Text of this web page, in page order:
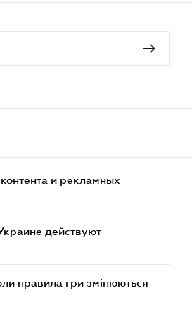
и рекламных
действуют
правила гри змінюються